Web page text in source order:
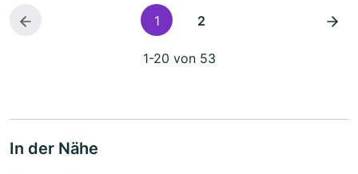
1 2
1-20 von 53
In der Nähe